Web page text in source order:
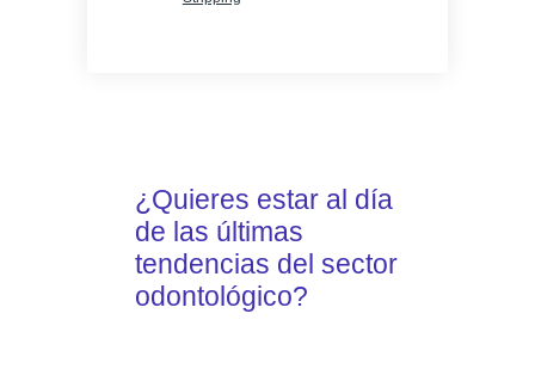
¿Quieres estar al día
de las últimas
tendencias del sector
odontológico?